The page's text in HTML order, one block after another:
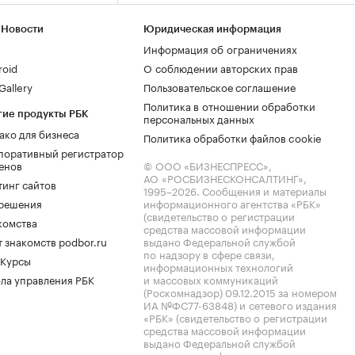
продукты РБК
для бизнеса
регистратор
сайтов
знакомств podbor.ru
управления РБК
Юридическая информация
Информация об ограничениях
О соблюдении авторских прав
Пользовательское соглашение
Политика в отношении обработки
персональных данных
Политика обработки файлов cookie
© ООО «БИЗНЕСПРЕСС»,
АО «РОСБИЗНЕСКОНСАЛТИНГ»,
1995–2026. Сообщения и материалы
информационного агентства «РБК»
(свидетельство о регистрации
средства массовой информации
выдано Федеральной службой
по надзору в сфере связи,
информационных технологий
и массовых коммуникаций
(Роскомнадзор) 09.12.2015 за номером
ИА №ФС77-63848) и сетевого издания
«РБК» (свидетельство о регистрации
средства массовой информации
выдано Федеральной службой